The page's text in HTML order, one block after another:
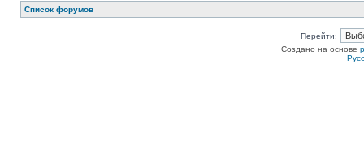
Список форумов
Перейти:
Создано на основе